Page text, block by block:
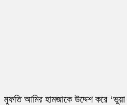
মুফতি আমির হামজাকে উদ্দেশ করে